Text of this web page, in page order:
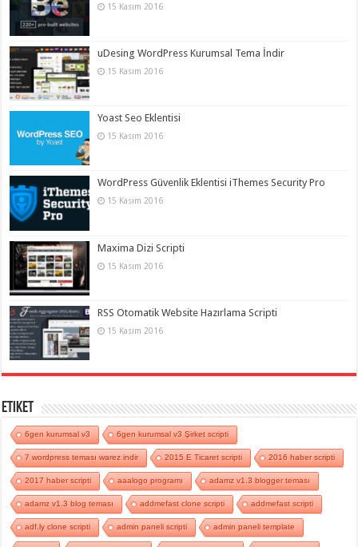
15 Kasım 2016
uDesing WordPress Kurumsal Tema İndir
15 Kasım 2016
Yoast Seo Eklentisi
15 Kasım 2016
WordPress Güvenlik Eklentisi iThemes Security Pro
15 Kasım 2016
Maxima Dizi Scripti
15 Kasım 2016
RSS Otomatik Website Hazırlama Scripti
15 Kasım 2016
Etiket
6gen kurumsal v3 6gen kurumsal v3 Şirket scripti
7 wordpress teması warez indir 2015 E Ticaret scripti 2016 haber scripti
2017 haber scripti aaalogo programı adamz v1.3 blogger teması
adamz v1.3 blog teması addmefast clone scripti addmefast scripti
adf.ly clone scripti admin paneli scripti admin paneli template